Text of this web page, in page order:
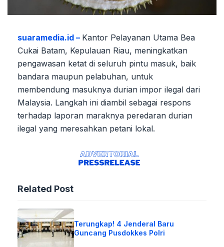
suaramedia.id – Kantor Pelayanan Utama Bea
Cukai Batam, Kepulauan Riau, meningkatkan
pengawasan ketat di seluruh pintu masuk, baik
bandara maupun pelabuhan, untuk
membendung masuknya durian impor ilegal dari
Malaysia. Langkah ini diambil sebagai respons
terhadap laporan maraknya peredaran durian
ilegal yang meresahkan petani lokal.
Related Post
Terungkap! 4 Jenderal Baru
Guncang Pusdokkes Polri